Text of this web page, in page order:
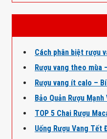
Cách phân biệt rượu
Rượu vang theo mùa
Rượu vang ít calo –
Bảo Quản Rượu
TOP 5 Chai Rượu
Uống Rượu Vang Tết